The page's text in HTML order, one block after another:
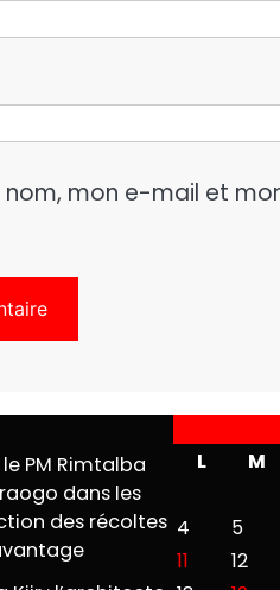
nom, mon e-mail et
PM Rimtalba
dans les
des récoltes
L
M
4
5
11
12